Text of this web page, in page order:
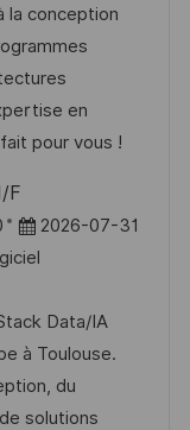
d
’
a
f
f
h
a
e
la conception
en
pour vous !
F
D
a
e
d
’
a
2026-07-31
Data/IA
à Toulouse.
du
solutions